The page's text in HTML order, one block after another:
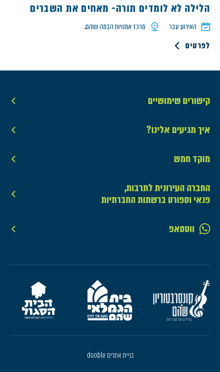
הלילה לא לומדים תורה- מאחים את השברים
האירוע עבר מרכז אמנויות הבמה שוהם..
לפרטים
קישורים שימושיים
איך מגיעים אלינו?
מוקד חמש
החברה העירונית לתרבות,
פנאי וספורט ברשתות החברתיות
ווטסאפ
בניית אתרים dooble